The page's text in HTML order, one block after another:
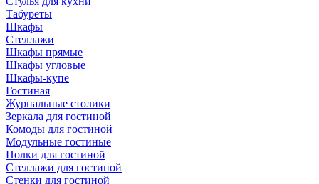
Табуреты
Шкафы
Стеллажи
Шкафы прямые
Шкафы угловые
Шкафы-купе
Гостиная
Журнальные столики
Зеркала для гостиной
Комоды для гостиной
Модульные гостиные
Полки для гостиной
Стеллажи для гостиной
Стенки для гостиной